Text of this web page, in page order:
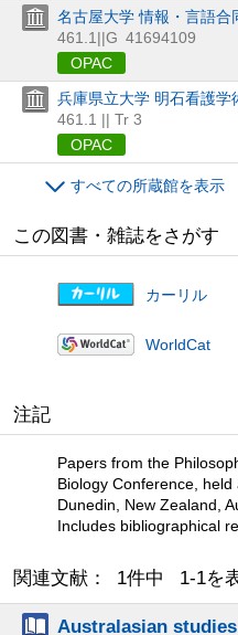
名古屋大学 情報・言語合
461.1||G 41694109
OPAC
兵庫県立大学 明石看護学
461.1 || Tr 3
OPAC
すべての所蔵館を表示
この図書・雑誌をさがす
カーリル
WorldCat
注記
Papers from the
Biology Conference, held
Dunedin, New Zealand,
Includes bibliographical
関連文献： 1件中 1-1を
Australasian